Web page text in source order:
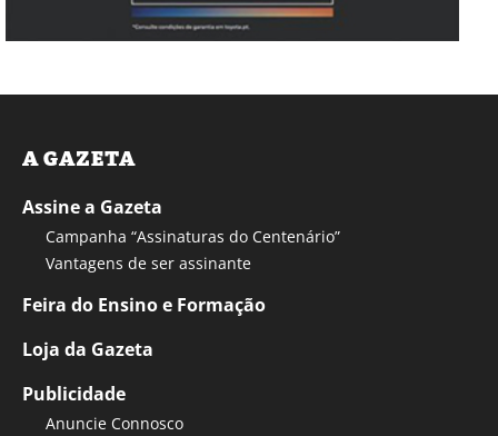
A GAZETA
Assine a Gazeta
Campanha “Assinaturas do Centenário”
Vantagens de ser assinante
Feira do Ensino e Formação
Loja da Gazeta
Publicidade
Anuncie Connosco